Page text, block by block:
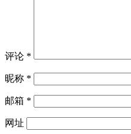
评论 *
昵称 *
邮箱 *
网址